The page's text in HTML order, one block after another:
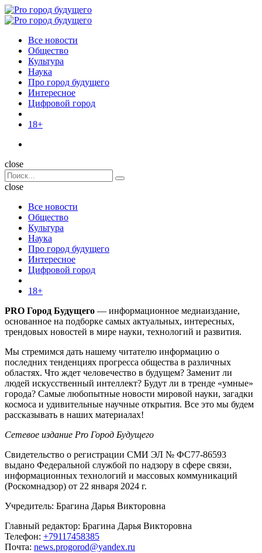
Menu
Поиск
Menu
Pro
Все новости
Общество
Культура
Наука
Про город будущего
Интересное
Цифровой город
18+
Поиск
close
Search
for:
Поиск
close
Все новости
Общество
Культура
Наука
Про город будущего
Интересное
Цифровой город
18+
PRO Город Будущего — информационное медиаиздание,
основанное на подборке самых актуальных, интересных,
трендовых новостей в мире науки, технологий и развития.
Мы стремимся дать нашему читателю информацию о
последних тенденциях прогресса общества в различных
областях. Что ждет человечество в будущем? Заменит ли
людей искусственный интеллект? Будут ли в тренде «умные»
города? Самые любопытные новости мировой науки, загадки
космоса и удивительные научные открытия. Все это мы будем
рассказывать в наших материалах!
Сетевое издание Pro Город Будущего
Свидетельство о регистрации СМИ ЭЛ № ФС77-86593
выдано Федеральной службой по надзору в сфере связи,
информационных технологий и массовых коммуникаций
(Роскомнадзор) от 22 января 2024 г.
Учредитель: Брагина Дарья Викторовна
Главный редактор: Брагина Дарья Викторовна
Телефон: +79117458385
Почта: news.progorod@yandex.ru